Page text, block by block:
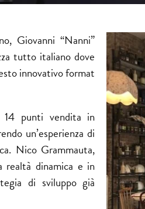
Giovanni “Nanni”
tutto italiano dove
innovativo format
punti vendita in
un’esperienza di
Nico Grammauta,
realtà dinamica e in
di sviluppo già